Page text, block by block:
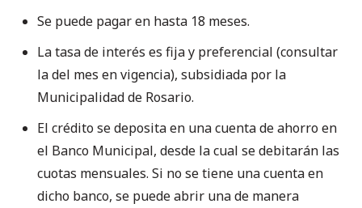
Se puede pagar en hasta 18 meses.
La tasa de interés es fija y preferencial (consultar
la del mes en vigencia), subsidiada por la
Municipalidad de Rosario.
El crédito se deposita en una cuenta de ahorro en
el Banco Municipal, desde la cual se debitarán las
cuotas mensuales. Si no se tiene una cuenta en
dicho banco, se puede abrir una de manera